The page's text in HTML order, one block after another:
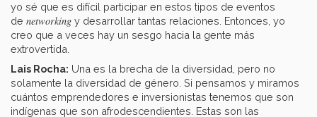
yo sé que es difícil participar en estos tipos de eventos
de networking y desarrollar tantas relaciones. Entonces, yo
creo que a veces hay un sesgo hacia la gente más
extrovertida.
Lais Rocha: Una es la brecha de la diversidad, pero no
solamente la diversidad de género. Si pensamos y miramos
cuántos emprendedores e inversionistas tenemos que son
indígenas que son afrodescendientes. Estas son las